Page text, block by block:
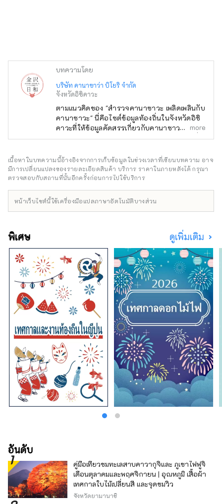
บทความโดย
บริษัท คานาซาว่า บิโยริ จำกัด
จังหวัดอิชิคาวะ
ตามแนวคิดของ "สำรวจคานาซาวะ เพลิดเพลินกับ
คานาซาวะ" นี่คือไซต์ข้อมูลท้องถิ่นในจังหวัดอิชิ
คาวะที่ให้ข้อมูลคัดสรรเกี่ยวกับคานาซาวะ เช่น
ร้านค้าใหม่ กิจกรรม อาหารเลิศรส และสถานที่
"SmartNews" และ "goo news" แล้ว เรายังร่วม
มือกับสื่อต่างประเทศ เช่น จีน ไต้หวัน ฮ่องกง
ไทย และเวียดนาม เพื่อถ่ายทอดเสน่ห์ของจังหวัด
more
เนื้อหาในบทความนี้อ้างอิงจากการเก็บข้อมูลในช่วงเวลาที่เขียนบทความ อาจ
มีการเปลี่ยนแปลงของรายละเอียดสินค้า บริการ ราคาในภายหลังได้ กรุณา
ตรวจสอบกับสถานที่นั้นอีกครั้งก่อนการไปใช้บริการ
หน้าเว็บไซต์นี้ใช้เครื่องมือแปลภาษาอัตโนมัติบางส่วน
พิเศษ ดูเพิ่มเติม
อันดับ
คู่มือเที่ยวชมทะเลสาบคาวากุจิและ ภูเขาไฟฟูจิ
เดือนตุลาคมและพฤศจิกายน | อุณหภูมิ เสื้อผ้า
เทศกาลใบไม้เปลี่ยนสี และจุดชมวิว
จังหวัดยามานาชิ